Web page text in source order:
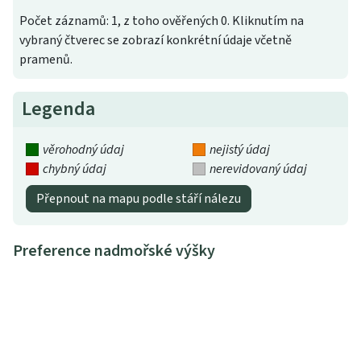
Počet záznamů: 1, z toho ověřených 0. Kliknutím na
vybraný čtverec se zobrazí konkrétní údaje včetně
pramenů.
Legenda
věrohodný údaj
nejistý údaj
chybný údaj
nerevidovaný údaj
Přepnout na mapu podle stáří nálezu
Preference nadmořské výšky